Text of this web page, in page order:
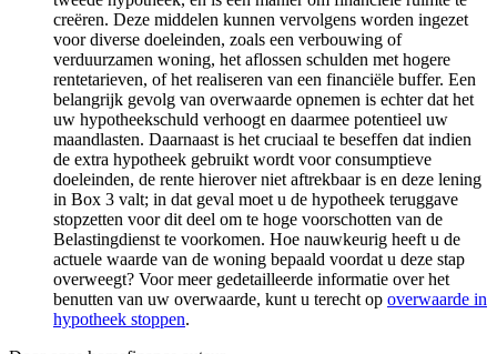
creëren. Deze middelen kunnen vervolgens worden ingezet
voor diverse doeleinden, zoals een verbouwing of
verduurzamen woning, het aflossen schulden met hogere
rentetarieven, of het realiseren van een financiële buffer. Een
belangrijk gevolg van overwaarde opnemen is echter dat het
uw hypotheekschuld verhoogt en daarmee potentieel uw
maandlasten. Daarnaast is het cruciaal te beseffen dat indien
de extra hypotheek gebruikt wordt voor consumptieve
doeleinden, de rente hierover niet aftrekbaar is en deze lening
in Box 3 valt; in dat geval moet u de hypotheek teruggave
stopzetten voor dit deel om te hoge voorschotten van de
Belastingdienst te voorkomen. Hoe nauwkeurig heeft u de
actuele waarde van de woning bepaald voordat u deze stap
overweegt? Voor meer gedetailleerde informatie over het
benutten van uw overwaarde, kunt u terecht op overwaarde in
hypotheek stoppen.